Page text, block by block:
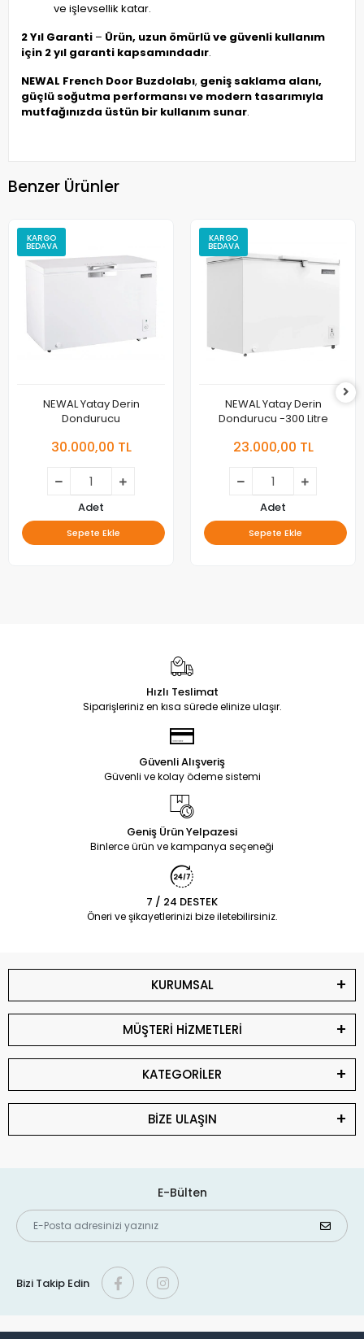
ve işlevsellik katar.
2 Yıl Garanti – Ürün, uzun ömürlü ve güvenli kullanım
için 2 yıl garanti kapsamındadır.
NEWAL French Door Buzdolabı, geniş saklama alanı,
güçlü soğutma performansı ve modern tasarımıyla
mutfağınızda üstün bir kullanım sunar.
Benzer Ürünler
KARGO
BEDAVA
NEWAL Yatay Derin
Dondurucu
30.000,00 TL
Adet
Sepete Ekle
KARGO
BEDAVA
NEWAL Yatay Derin
Dondurucu -300 Litre
23.000,00 TL
Adet
Sepete Ekle
Hızlı Teslimat
Siparişleriniz en kısa sürede elinize ulaşır.
Güvenli Alışveriş
Güvenli ve kolay ödeme sistemi
Geniş Ürün Yelpazesi
Binlerce ürün ve kampanya seçeneği
7 / 24 DESTEK
Öneri ve şikayetlerinizi bize iletebilirsiniz.
KURUMSAL
MÜŞTERİ HİZMETLERİ
KATEGORİLER
BİZE ULAŞIN
E-Bülten
Bizi Takip Edin